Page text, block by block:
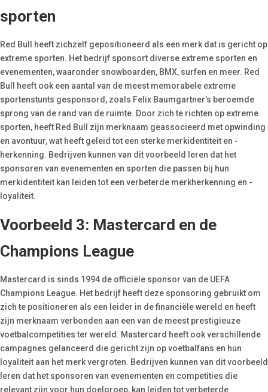
sporten
Red Bull heeft zichzelf gepositioneerd als een merk dat is gericht op
extreme sporten. Het bedrijf sponsort diverse extreme sporten en
evenementen, waaronder snowboarden, BMX, surfen en meer. Red
Bull heeft ook een aantal van de meest memorabele extreme
sportenstunts gesponsord, zoals Felix Baumgartner’s beroemde
sprong van de rand van de ruimte. Door zich te richten op extreme
sporten, heeft Red Bull zijn merknaam geassocieerd met opwinding
en avontuur, wat heeft geleid tot een sterke merkidentiteit en -
herkenning. Bedrijven kunnen van dit voorbeeld leren dat het
sponsoren van evenementen en sporten die passen bij hun
merkidentiteit kan leiden tot een verbeterde merkherkenning en -
loyaliteit.
Voorbeeld 3: Mastercard en de
Champions League
Mastercard is sinds 1994 de officiële sponsor van de UEFA
Champions League. Het bedrijf heeft deze sponsoring gebruikt om
zich te positioneren als een leider in de financiële wereld en heeft
zijn merknaam verbonden aan een van de meest prestigieuze
voetbalcompetities ter wereld. Mastercard heeft ook verschillende
campagnes gelanceerd die gericht zijn op voetbalfans en hun
loyaliteit aan het merk vergroten. Bedrijven kunnen van dit voorbeeld
leren dat het sponsoren van evenementen en competities die
relevant zijn voor hun doelgroep, kan leiden tot verbeterde